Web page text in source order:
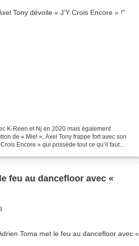
K-Reen et Nj en 2020 mais également
de « Miel », Axel Tony frappe fort avec son
Encore » qui possède tout ce qu’il faut
feu au dancefloor avec «